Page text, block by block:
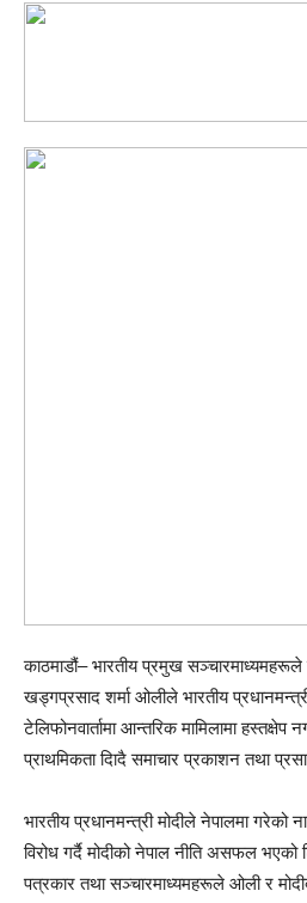
काठमाडौं– भारतीय प्रमुख सञ्चारमाध्यमहरूले
खड्गप्रसाद शर्मा ओलीले भारतीय
टेलिफोनवार्तामा आन्तरिक मामिलामा हस्तक्षेप
प्राथमिकता दिादै समाचार प्रकाशन तथा
भारतीय प्रधानमन्त्री मोदीले नेपालमा गरेको
विरोध गर्दै मोदीको नेपाल नीति असफल भएको
पत्रकार तथा सञ्चारमाध्यमहरूले ओली र